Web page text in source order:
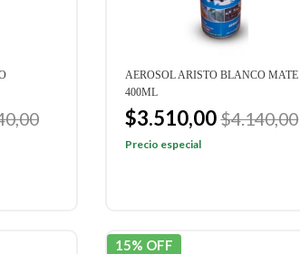
AEROSOL ARISTO BLANCO MATE
400ML
$3.510,00$4.140,00
Precio especial
15% OFF